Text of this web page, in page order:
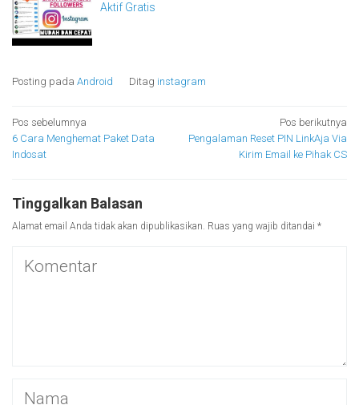
Aktif Gratis
Posting pada Android Ditag instagram
Navigasi
pos
Pos sebelumnya
6 Cara Menghemat Paket Data
Indosat
Pos berikutnya
Pengalaman Reset PIN LinkAja Via
Kirim Email ke Pihak CS
Tinggalkan Balasan
Alamat email Anda tidak akan dipublikasikan. Ruas yang wajib ditandai *